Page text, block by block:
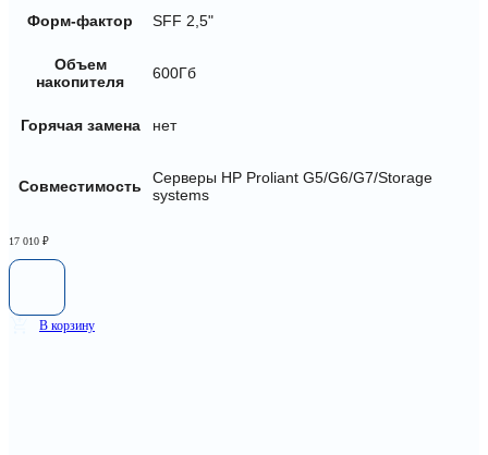
Форм-фактор SFF 2,5"
Объем
накопителя
600Гб
Горячая замена нет
Совместимость
Серверы HP Proliant G5/G6/G7/Storage
systems
17 010 ₽
В корзину